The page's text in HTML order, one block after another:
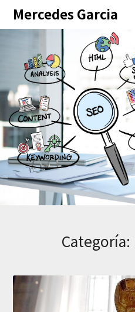
SkipMercedes Garcia
Categoría: